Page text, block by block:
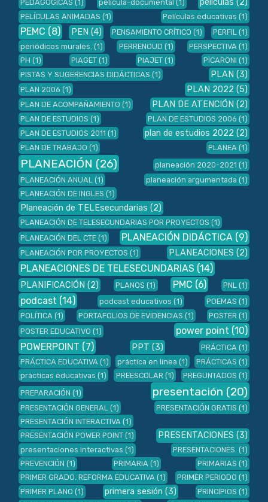
PEDAGÓGICAS (1) película-documental (1) películas (2)
PELÍCULAS ANIMADAS (1) Películas educativas (1)
PEMC (8) PEN (4) PENSAMIENTO CRÍTICO (1) PERFIL (1)
periódicos murales. (1) PERRENOUD (1) PERSPECTIVA (1)
PH (1) PIAGET (1) PIAJET (1) PICARONI (1)
PISTAS Y SUGERENCIAS DIDÁCTICAS (1) PLAN (3)
PLAN 2006 (1) PLAN 2022 (5)
PLAN DE ACOMPAÑAMIENTO (1) PLAN DE ATENCIÓN (2)
PLAN DE ESTUDIOS (1) PLAN DE ESTUDIOS 2006 (1)
PLAN DE ESTUDIOS 2011 (1) plan de estudios 2022 (2)
PLAN DE TRABAJO (1) PLANEA (1)
PLANEACIÓN (26) planeación 2020-2021 (1)
PLANEACIÓN ANUAL (1) planeación argumentada (1)
PLANEACIÓN DE INGLES (1)
Planeación de TELEsecundarias (2)
PLANEACIÓN DE TELESECUNDARIAS POR PROYECTOS (1)
PLANEACIÓN DEL CTE (1) PLANEACIÓN DIDÁCTICA (9)
PLANEACIÓN POR PROYECTOS (1) PLANEACIONES (2)
PLANEACIONES DE TELESECUNDARIAS (14)
PLANIFICACIÓN (2) PLANOS (1) PMC (6) PNL (1)
podcast (14) podcast educativos (1) POEMAS (1)
POLÍTICA (1) PORTAFOLIOS DE EVIDENCIAS (1) POSTER (1)
POSTER EDUCATIVO (1) power point (10)
POWERPOINT (7) PPT (3) PRÁCTICA (1)
PRÁCTICA EDUCATIVA (1) práctica en línea (1) PRÁCTICAS (1)
prácticas educativas (1) PREESCOLAR (1) PREGUNTADOS (1)
PREPARACIÓN (1) presentación (20)
PRESENTACIÓN GENERAL (1) PRESENTACIÓN GRATIS (1)
PRESENTACIÓN INTERACTIVA (1)
PRESENTACIÓN POWER POINT (1) PRESENTACIONES (3)
presentaciones interactivas (1) PRESENTACIONES. (1)
PREVENCIÓN (1) PRIMARIA (1) PRIMARIAS (1)
PRIMER GRADO. REFORMA EDUCATIVA (1) PRIMER PERIODO (1)
PRIMER PLANO (1) primera sesión (3) PRINCIPIOS (1)